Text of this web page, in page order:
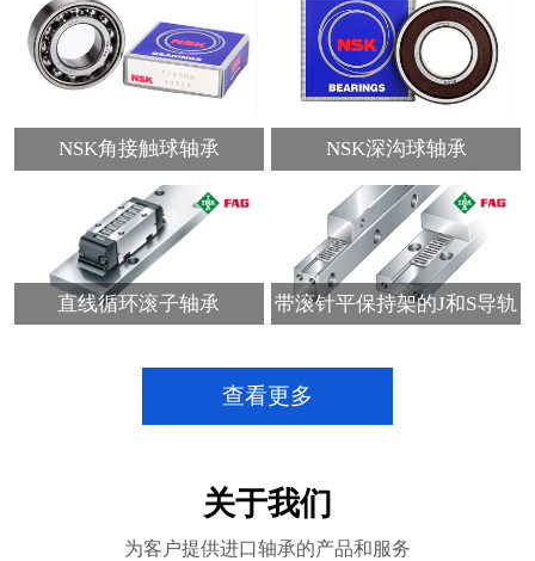
NSK角接触球轴承 NSK深沟球轴承
直线循环滚子轴承 带滚针平保持架的J和S导轨
查看更多
关于我们
为客户提供进口轴承的产品和服务